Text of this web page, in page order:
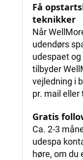
Få
teknikker
Når
udendørs
udespaet
tilbyder
vejledning i
pr. mail eller
Gratis
Ca. 2-3
udespa
høre, om du